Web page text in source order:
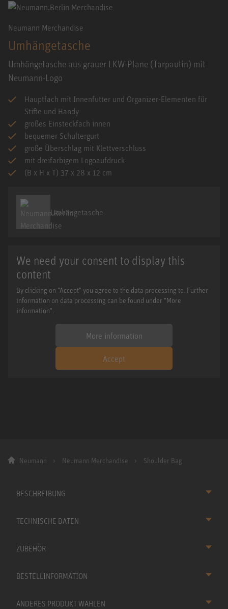
Neumann Merchandise
Umhängetasche
Umhängetasche aus grauer LKW-Plane (Tarpaulin) mit
Neumann-Logo
Hauptfach mit Innenfutter und Organizer-Elementen für
Stifte und Handy
großes Einsteckfach innen
bequemer Schultergurt
große Überschlag mit Klettverschluss
mit dreifarbigem Logoaufdruck
(B x H x T) 37 x 28 x 12 cm
Umhängetasche
We need your consent to display this
content
By clicking on "Accept" you agree to the data processing to. Further
information on data processing can be found under "More
information".
More information
Accept
Neumann Neumann Merchandise Shoulder Bag
BESCHREIBUNG
TECHNISCHE DATEN
ZUBEHÖR
BESTELLINFORMATION
ANDERES PRODUKT WÄHLEN